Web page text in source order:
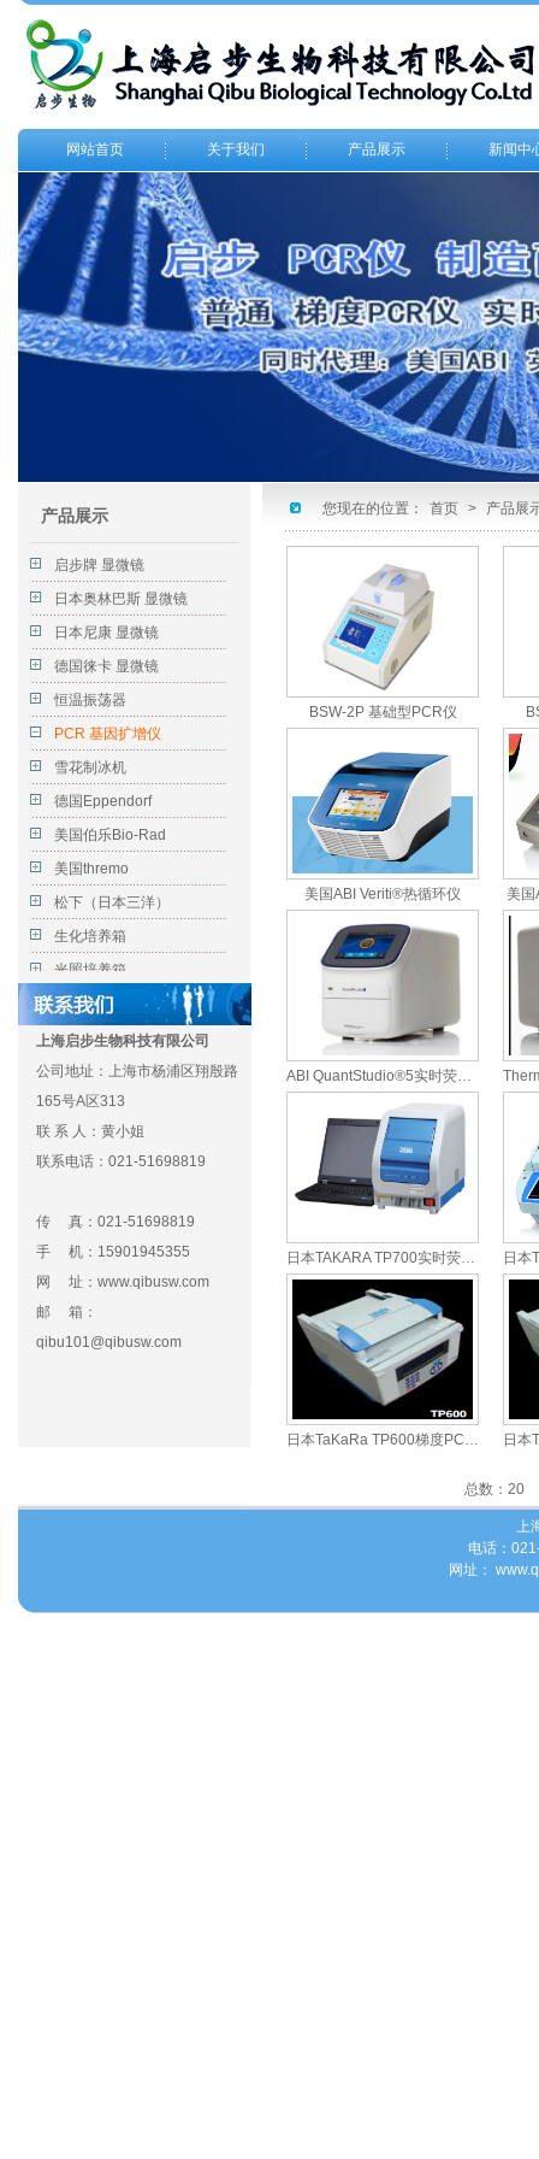
网站首页 关于我们 产品展示 新闻中
产品展示
启步牌 显微镜
日本奥林巴斯 显微镜
日本尼康 显微镜
德国徕卡 显微镜
恒温振荡器
PCR 基因扩增仪
雪花制冰机
德国Eppendorf
美国伯乐Bio-Rad
美国thremo
松下（日本三洋）
生化培养箱
光照培养箱
人工气候箱
恒温恒湿培养箱
霉菌培养箱
电热恒温培养箱
鼓风干燥箱
离心机
紫外交联仪
分子杂交仪
进口显微镜配件替代系列
上海启步生物科技有限公司
公司地址：上海市杨浦区翔殷路
165号A区313
联 系 人：黄小姐
联系电话：021-51698819
传 真：021-51698819
手 机：15901945355
网 址：www.qibusw.com
邮 箱：
qibu101@qibusw.com
您现在的位置： 首页 > 产品展
BSW-2P 基础型PCR仪
美国ABI Veriti®热循环仪 美国
ABI QuantStudio®5实时荧光定量PCR仪系统
日本TAKARA TP700实时荧光定量PCR仪
日本TaKaRa TP600梯度PCR仪
总数：20
上海
电话：
网址：